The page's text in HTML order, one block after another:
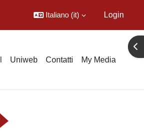
Italiano ‎(it)‎ Login
Uniweb Contatti My Media